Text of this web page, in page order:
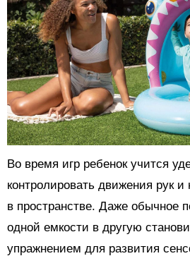
Во время игр ребенок учится
контролировать движения рук и
в пространстве. Даже обычное
одной емкости в другую
упражнением для развития